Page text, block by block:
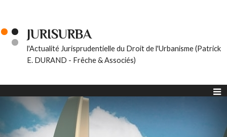
JURISURBA
l'Actualité Jurisprudentielle du Droit de l'Urbanisme (Patrick
E. DURAND - Frêche & Associés)